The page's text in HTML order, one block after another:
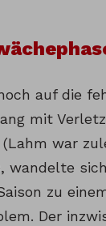
auf die
mit
war
wandelte
zu
Der